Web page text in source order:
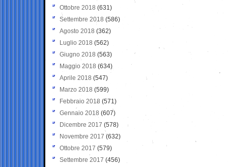
Ottobre 2018 (631)
Settembre 2018 (586)
Agosto 2018 (362)
Luglio 2018 (562)
Giugno 2018 (563)
Maggio 2018 (634)
Aprile 2018 (547)
Marzo 2018 (599)
Febbraio 2018 (571)
Gennaio 2018 (607)
Dicembre 2017 (578)
Novembre 2017 (632)
Ottobre 2017 (579)
Settembre 2017 (456)